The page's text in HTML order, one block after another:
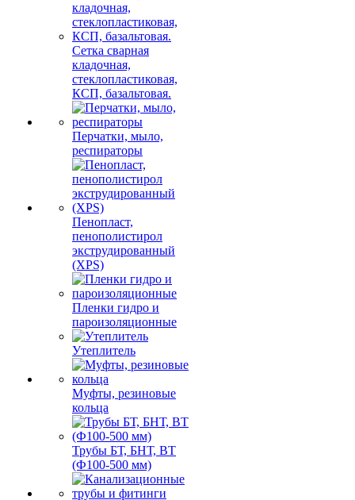
Сетка сварная
кладочная,
стеклопластиковая,
КСП, базальтовая.
Перчатки, мыло,
респираторы
Пенопласт,
пенополистирол
экструдированный
(XPS)
Пленки гидро и
пароизоляционные
Утеплитель
Муфты, резиновые
кольца
Трубы БТ, БНТ, ВТ
(Ф100-500 мм)